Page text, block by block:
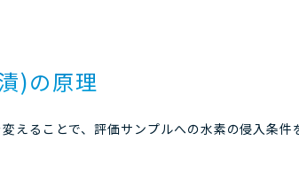
)の原理
えることで、評価サンプルへの水素の侵入条